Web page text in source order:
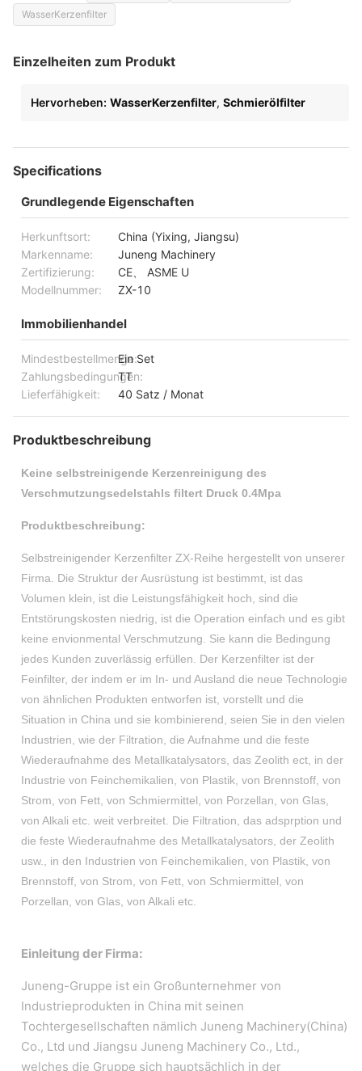
WasserKerzenfilter
Einzelheiten zum Produkt
Hervorheben: WasserKerzenfilter, Schmierölfilter
Specifications
Grundlegende Eigenschaften
Herkunftsort:
China (Yixing, Jiangsu)
Markenname:
Juneng Machinery
Zertifizierung:
CE、 ASME U
Modellnummer:
ZX-10
Immobilienhandel
Mindestbestellmenge:Ein Set
Zahlungsbedingungen:
TT
Lieferfähigkeit:
40 Satz / Monat
Produktbeschreibung
Keine selbstreinigende Kerzenreinigung des
Verschmutzungsedelstahls filtert Druck 0.4Mpa
Produktbeschreibung:
Selbstreinigender Kerzenfilter ZX-Reihe hergestellt von unserer
Firma. Die Struktur der Ausrüstung ist bestimmt, ist das
Volumen klein, ist die Leistungsfähigkeit hoch, sind die
Entstörungskosten niedrig, ist die Operation einfach und es gibt
keine envionmental Verschmutzung. Sie kann die Bedingung
jedes Kunden zuverlässig erfüllen. Der Kerzenfilter ist der
Feinfilter, der indem er im In- und Ausland die neue Technologie
von ähnlichen Produkten entworfen ist, vorstellt und die
Situation in China und sie kombinierend, seien Sie in den vielen
Industrien, wie der Filtration, die Aufnahme und die feste
Wiederaufnahme des Metallkatalysators, das Zeolith ect, in der
Industrie von Feinchemikalien, von Plastik, von Brennstoff, von
Strom, von Fett, von Schmiermittel, von Porzellan, von Glas,
von Alkali etc. weit verbreitet. Die Filtration, das adsprption und
die feste Wiederaufnahme des Metallkatalysators, der Zeolith
usw., in den Industrien von Feinchemikalien, von Plastik, von
Brennstoff, von Strom, von Fett, von Schmiermittel, von
Porzellan, von Glas, von Alkali etc.
Einleitung der Firma:
Juneng-Gruppe ist ein Großunternehmer von
Industrieprodukten in China mit seinen
Tochtergesellschaften nämlich Juneng Machinery(China)
Co., Ltd und Jiangsu Juneng Machinery Co., Ltd.,
welches die Gruppe sich hauptsächlich in der